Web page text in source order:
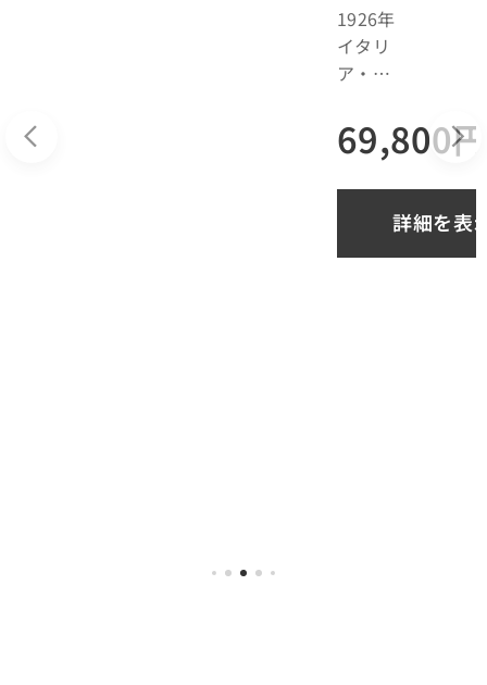
1926年
イタリ
ア・セ
ィオレ
ンティ
ら始ま
69,800円
詳細を表